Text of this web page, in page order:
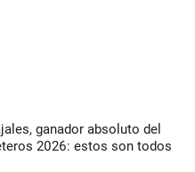
ganador absoluto del
2026: estos son todos